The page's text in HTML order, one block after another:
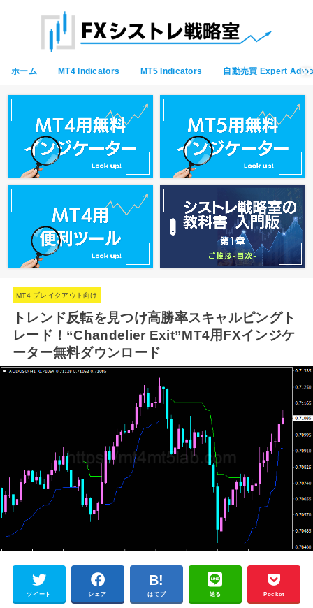
ホーム MT4 Indicators MT5 Indicators 自動売買 Expert
MT4 ブレイクアウト向け
トレンド反転を見つけ高勝率スキャルピングト
レード！“Chandelier Exit”MT4用FXインジケ
ーター無料ダウンロード
ツイート シェア はてブ 送る Pocket